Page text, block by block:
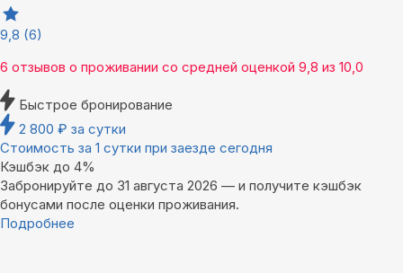
9,8 (6)
6 отзывов о проживании со средней оценкой 9,8 из 10,0
Быстрое бронирование
2 800 ₽ за сутки
Стоимость за 1 сутки при заезде сегодня
Кэшбэк до 4%
Забронируйте до 31 августа 2026 — и получите кэшбэк
бонусами после оценки проживания.
Подробнее